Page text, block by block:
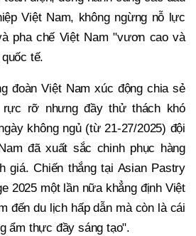
Việt Nam, không ngừng nỗ lực
pha chế Việt Nam "vươn cao và
tế.
đoàn Việt Nam xúc động chia sẻ
rực rỡ nhưng đầy thử thách khó
không ngủ (từ 21-27/2025) đội
đã xuất sắc chinh phục hàng
giá. Chiến thắng tại Asian Pastry
2025 một lần nữa khẳng định Việt
đến du lịch hấp dẫn mà còn là cái
ẩm thực đầy sáng tạo".